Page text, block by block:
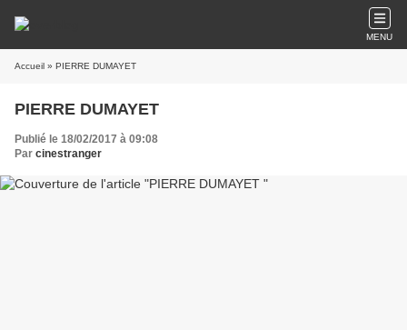
MENU
Accueil » PIERRE DUMAYET
PIERRE DUMAYET
Publié le 18/02/2017 à 09:08
Par cinestranger